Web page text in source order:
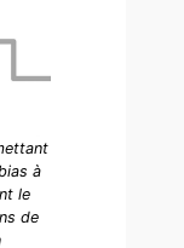
à
le
de